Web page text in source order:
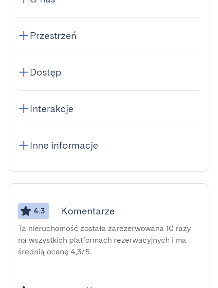
Przestrzeń
Dostęp
Interakcje
Inne informacje
4.3 Komentarze
Ta nieruchomość została zarezerwowana 10 razy
na wszystkich platformach rezerwacyjnych i ma
średnią ocenę 4,3/5.